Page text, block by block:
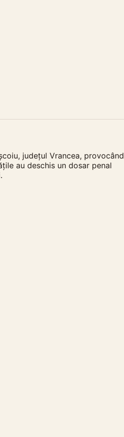
județul Vrancea, provocând
au deschis un dosar penal